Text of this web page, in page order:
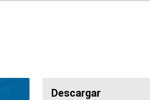
Descargar